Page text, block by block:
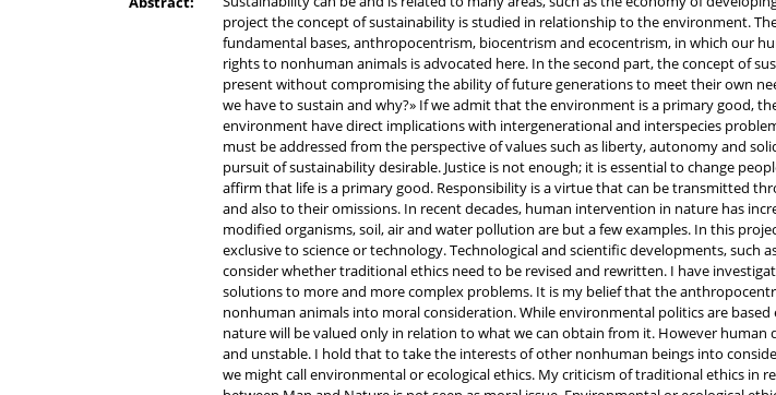
project the concept of sustainability is studied in relationship to the environment.
fundamental bases, anthropocentrism, biocentrism and ecocentrism, in which our
rights to nonhuman animals is advocated here. In the second part, the concept of
present without compromising the ability of future generations to meet their own
we have to sustain and why?» If we admit that the environment is a primary good,
environment have direct implications with intergenerational and interspecies
must be addressed from the perspective of values such as liberty, autonomy and
pursuit of sustainability desirable. Justice is not enough; it is essential to change
affirm that life is a primary good. Responsibility is a virtue that can be transmitted
and also to their omissions. In recent decades, human intervention in nature has
modified organisms, soil, air and water pollution are but a few examples. In this
exclusive to science or technology. Technological and scientific developments,
consider whether traditional ethics need to be revised and rewritten. I have
solutions to more and more complex problems. It is my belief that the
nonhuman animals into moral consideration. While environmental politics are
nature will be valued only in relation to what we can obtain from it. However
and unstable. I hold that to take the interests of other nonhuman beings into
we might call environmental or ecological ethics. My criticism of traditional ethics